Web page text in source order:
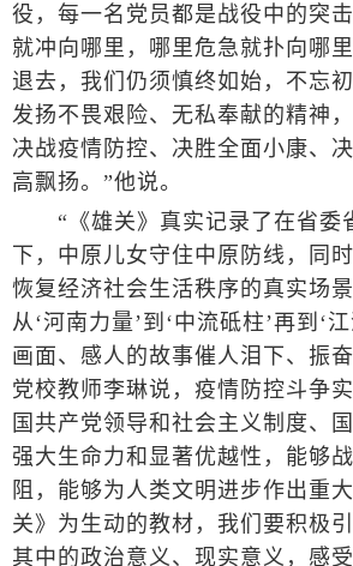
役，每一名党员都是战役中的突
就冲向哪里，哪里危急就扑向哪
退去，我们仍须慎终如始，不忘
发扬不畏艰险、无私奉献的精神
决战疫情防控、决胜全面小康、
高飘扬。”他说。
“《雄关》真实记录了在省委
下，中原儿女守住中原防线，同
恢复经济社会生活秩序的真实场景
从‘河南力量’到‘中流砥柱’再到‘
画面、感人的故事催人泪下、振
党校教师李琳说，疫情防控斗争
国共产党领导和社会主义制度、
强大生命力和显著优越性，能够
阻，能够为人类文明进步作出重
关》为生动的教材，我们要积极
其中的政治意义、现实意义，感